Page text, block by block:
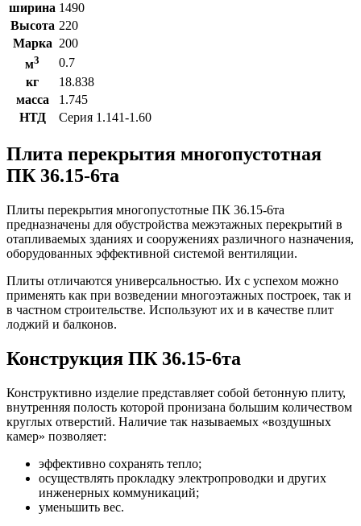
ширина 1490
Высота 220
Марка 200
м3
0.7
кг
18.838
масса
1.745
НТД
Серия 1.141-1.60
Плита перекрытия многопустотная
ПК 36.15-6та
Плиты перекрытия многопустотные ПК 36.15-6та
предназначены для обустройства межэтажных перекрытий в
отапливаемых зданиях и сооружениях различного назначения,
оборудованных эффективной системой вентиляции.
Плиты отличаются универсальностью. Их с успехом можно
применять как при возведении многоэтажных построек, так и
в частном строительстве. Используют их и в качестве плит
лоджий и балконов.
Конструкция ПК 36.15-6та
Конструктивно изделие представляет собой бетонную плиту,
внутренняя полость которой пронизана большим количеством
круглых отверстий. Наличие так называемых «воздушных
камер» позволяет:
эффективно сохранять тепло;
осуществлять прокладку электропроводки и других
инженерных коммуникаций;
уменьшить вес.